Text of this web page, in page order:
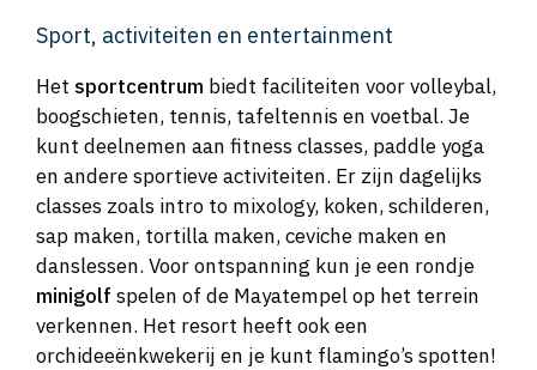
Sport, activiteiten en entertainment
Het sportcentrum biedt faciliteiten voor volleybal,
boogschieten, tennis, tafeltennis en voetbal. Je
kunt deelnemen aan fitness classes, paddle yoga
en andere sportieve activiteiten. Er zijn dagelijks
classes zoals intro to mixology, koken, schilderen,
sap maken, tortilla maken, ceviche maken en
danslessen. Voor ontspanning kun je een rondje
minigolf spelen of de Mayatempel op het terrein
verkennen. Het resort heeft ook een
orchideeënkwekerij en je kunt flamingo’s spotten!